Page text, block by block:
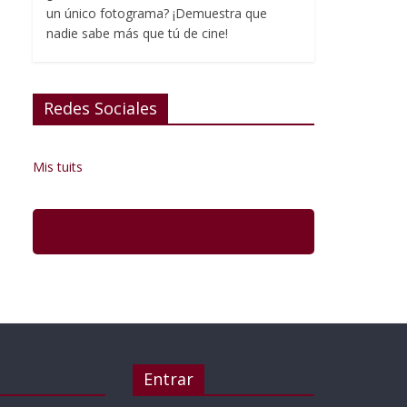
un único fotograma? ¡Demuestra que
nadie sabe más que tú de cine!
Redes Sociales
Mis tuits
Entrar